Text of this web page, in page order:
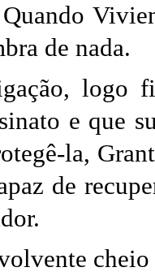
de nada.
logo
e que
la,
de